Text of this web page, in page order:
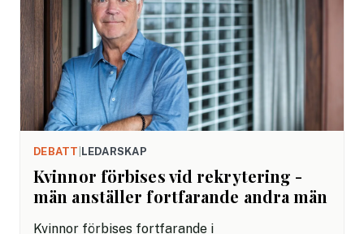
dem – för att kunna skapa en effektiv arbetsdag
på hemmakontoret.
DEBATT LEDARSKAP
Kvinnor förbises vid rekrytering -
män anställer fortfarande andra män
Kvinnor förbises fortfarande i